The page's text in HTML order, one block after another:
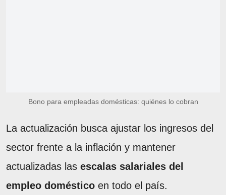
Bono para empleadas domésticas: quiénes lo cobran
La actualización busca ajustar los ingresos del
sector frente a la inflación y mantener
actualizadas las escalas salariales del
empleo doméstico en todo el país.